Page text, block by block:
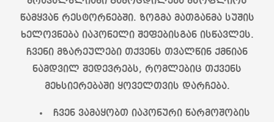
წამყვან რესტორნებში. ზოგმა მათგანმა სუშის
ხელოვნება იაპონელი შეფებისგან ისწავლეს.
ჩვენი მზარეულები თქვენს თვალწინ ქმნიან
ნამდვილ შედევრებს, რომლებიც თქვენს
მეხსიერებაში ყოველთვის დარჩება.
ჩვენ ვამაყობთ იაპონური წარმოშობის